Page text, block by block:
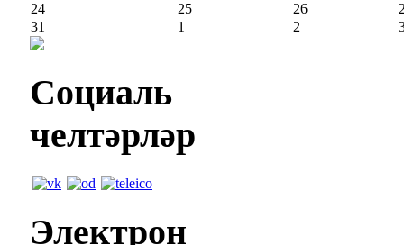
24
25 26
31
1 2
Социаль
челтәрләр
Электрон